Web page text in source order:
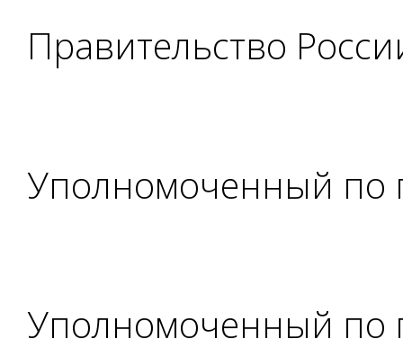
Правительство
Уполномоченный по
Уполномоченный по